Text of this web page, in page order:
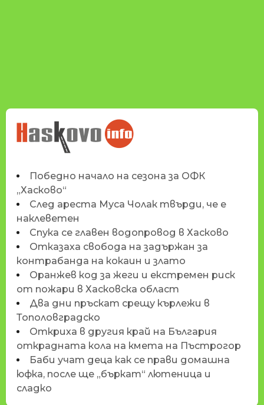
НОВИНИТЕ НА
HASKOVO.INFO
Победно начало на сезона за ОФК
„Хасково“
След ареста Муса Чолак твърди, че е
наклеветен
Спука се главен водопровод в Хасково
Отказаха свобода на задържан за
контрабанда на кокаин и злато
Оранжев код за жеги и екстремен риск
от пожари в Хасковска област
Два дни пръскат срещу кърлежи в
Тополовградско
Откриха в другия край на България
открадната кола на кмета на Пъстрогор
Баби учат деца как се прави домашна
юфка, после ще „бъркат“ лютеница и
сладко